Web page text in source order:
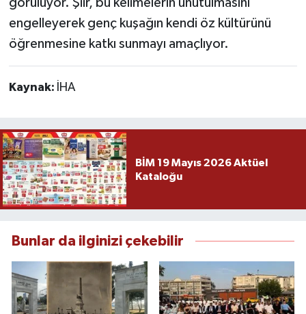
görülüyor. Şiir, bu kelimelerin unutulmasını
engelleyerek genç kuşağın kendi öz kültürünü
öğrenmesine katkı sunmayı amaçlıyor.
Kaynak: İHA
BİM 19 Mayıs 2026 Aktüel
Kataloğu
Bunlar da ilginizi çekebilir